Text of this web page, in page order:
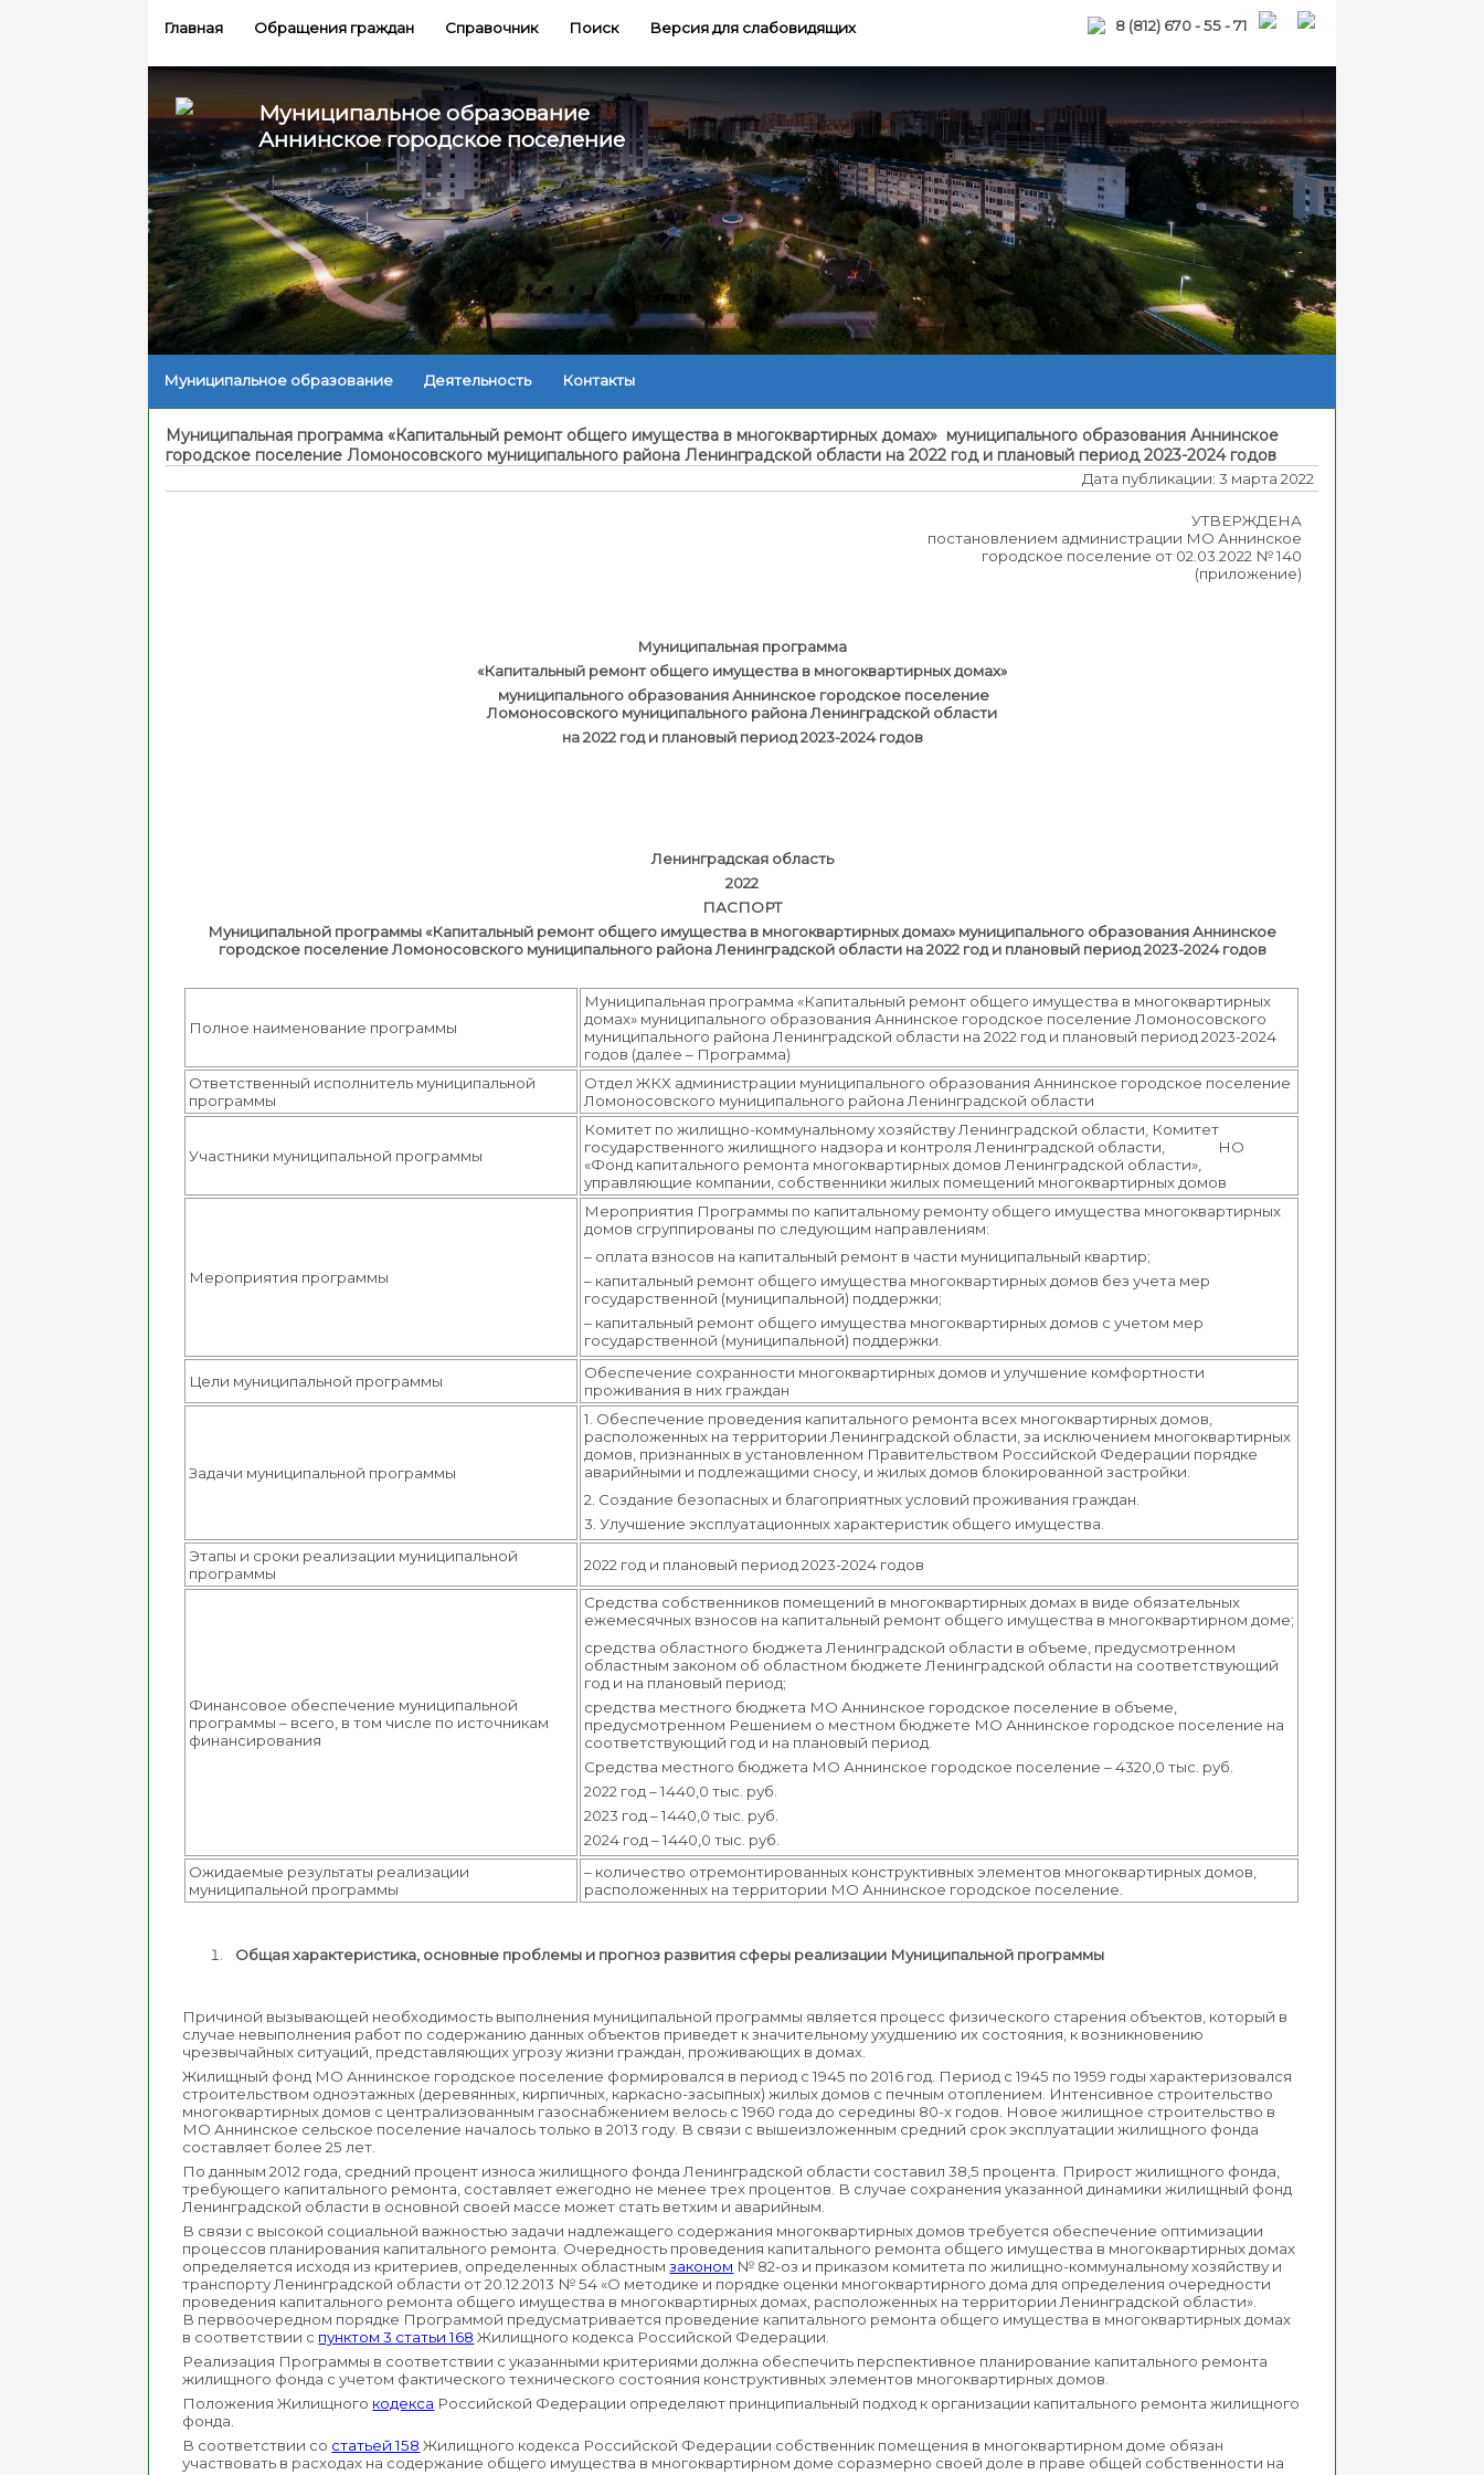
Главная Обращения граждан Справочник Поиск Версия для слабовидящих 8 (812) 670 - 55 - 71
Муниципальное образование
Аннинское городское поселение
Муниципальное образование Деятельность Контакты
Муниципальная программа «Капитальный ремонт общего имущества в многоквартирных домах» муниципального образования Аннинское
городское поселение Ломоносовского муниципального района Ленинградской области на 2022 год и плановый период 2023-2024 годов
Дата публикации: 3 марта 2022
УТВЕРЖДЕНА
постановлением администрации МО Аннинское
городское поселение от 02.03.2022 № 140
(приложение)
Муниципальная программа
«Капитальный ремонт общего имущества в многоквартирных домах»
муниципального образования Аннинское городское поселение
Ломоносовского муниципального района Ленинградской области
на 2022 год и плановый период 2023-2024 годов
Ленинградская область
2022
ПАСПОРТ
Муниципальной программы «Капитальный ремонт общего имущества в многоквартирных домах» муниципального образования Аннинское
городское поселение Ломоносовского муниципального района Ленинградской области на 2022 год и плановый период 2023-2024 годов
Полное наименование программы
Муниципальная программа «Капитальный ремонт общего имущества в многоквартирных
домах» муниципального образования Аннинское городское поселение Ломоносовского
муниципального района Ленинградской области на 2022 год и плановый период 2023-2024
годов (далее – Программа)
Ответственный исполнитель муниципальной
программы
Отдел ЖКХ администрации муниципального образования Аннинское городское поселение
Ломоносовского муниципального района Ленинградской области
Участники муниципальной программы
Комитет по жилищно-коммунальному хозяйству Ленинградской области, Комитет
государственного жилищного надзора и контроля Ленинградской области, НО
«Фонд капитального ремонта многоквартирных домов Ленинградской области»,
управляющие компании, собственники жилых помещений многоквартирных домов
Мероприятия программы
Мероприятия Программы по капитальному ремонту общего имущества многоквартирных
домов сгруппированы по следующим направлениям:
– оплата взносов на капитальный ремонт в части муниципальный квартир;
– капитальный ремонт общего имущества многоквартирных домов без учета мер
государственной (муниципальной) поддержки;
– капитальный ремонт общего имущества многоквартирных домов с учетом мер
государственной (муниципальной) поддержки.
Цели муниципальной программы
Обеспечение сохранности многоквартирных домов и улучшение комфортности
проживания в них граждан
Задачи муниципальной программы
1. Обеспечение проведения капитального ремонта всех многоквартирных домов,
расположенных на территории Ленинградской области, за исключением многоквартирных
домов, признанных в установленном Правительством Российской Федерации порядке
аварийными и подлежащими сносу, и жилых домов блокированной застройки.
2. Создание безопасных и благоприятных условий проживания граждан.
3. Улучшение эксплуатационных характеристик общего имущества.
Этапы и сроки реализации муниципальной
программы
2022 год и плановый период 2023-2024 годов
Финансовое обеспечение муниципальной
программы – всего, в том числе по источникам
финансирования
Средства собственников помещений в многоквартирных домах в виде обязательных
ежемесячных взносов на капитальный ремонт общего имущества в многоквартирном доме;
средства областного бюджета Ленинградской области в объеме, предусмотренном
областным законом об областном бюджете Ленинградской области на соответствующий
год и на плановый период;
средства местного бюджета МО Аннинское городское поселение в объеме,
предусмотренном Решением о местном бюджете МО Аннинское городское поселение на
соответствующий год и на плановый период.
Средства местного бюджета МО Аннинское городское поселение – 4320,0 тыс. руб.
2022 год – 1440,0 тыс. руб.
2023 год – 1440,0 тыс. руб.
2024 год – 1440,0 тыс. руб.
Ожидаемые результаты реализации
муниципальной программы
– количество отремонтированных конструктивных элементов многоквартирных домов,
расположенных на территории МО Аннинское городское поселение.
Общая характеристика, основные проблемы и прогноз развития сферы реализации Муниципальной программы
Причиной вызывающей необходимость выполнения муниципальной программы является процесс физического старения объектов, который в
случае невыполнения работ по содержанию данных объектов приведет к значительному ухудшению их состояния, к возникновению
чрезвычайных ситуаций, представляющих угрозу жизни граждан, проживающих в домах.
Жилищный фонд МО Аннинское городское поселение формировался в период с 1945 по 2016 год. Период с 1945 по 1959 годы характеризовался
строительством одноэтажных (деревянных, кирпичных, каркасно-засыпных) жилых домов с печным отоплением. Интенсивное строительство
многоквартирных домов с централизованным газоснабжением велось с 1960 года до середины 80-х годов. Новое жилищное строительство в
МО Аннинское сельское поселение началось только в 2013 году. В связи с вышеизложенным средний срок эксплуатации жилищного фонда
составляет более 25 лет.
По данным 2012 года, средний процент износа жилищного фонда Ленинградской области составил 38,5 процента. Прирост жилищного фонда,
требующего капитального ремонта, составляет ежегодно не менее трех процентов. В случае сохранения указанной динамики жилищный фонд
Ленинградской области в основной своей массе может стать ветхим и аварийным.
В связи с высокой социальной важностью задачи надлежащего содержания многоквартирных домов требуется обеспечение оптимизации
процессов планирования капитального ремонта. Очередность проведения капитального ремонта общего имущества в многоквартирных домах
определяется исходя из критериев, определенных областнымзаконом № 82-оз и приказом комитета по жилищно-коммунальному хозяйству и
транспорту Ленинградской области от 20.12.2013 № 54 «О методике и порядке оценки многоквартирного дома для определения очередности
проведения капитального ремонта общего имущества в многоквартирных домах, расположенных на территории Ленинградской области».
В первоочередном порядке Программой предусматривается проведение капитального ремонта общего имущества в многоквартирных домах
в соответствии с пунктом 3 статьи 168 Жилищного кодекса Российской Федерации.
Реализация Программы в соответствии с указанными критериями должна обеспечить перспективное планирование капитального ремонта
жилищного фонда с учетом фактического технического состояния конструктивных элементов многоквартирных домов.
Положения Жилищного кодекса Российской Федерации определяют принципиальный подход к организации капитального ремонта жилищного
фонда.
В соответствии со статьей 158 Жилищного кодекса Российской Федерации собственник помещения в многоквартирном доме обязан
участвовать в расходах на содержание общего имущества в многоквартирном доме соразмерно своей доле в праве общей собственности на